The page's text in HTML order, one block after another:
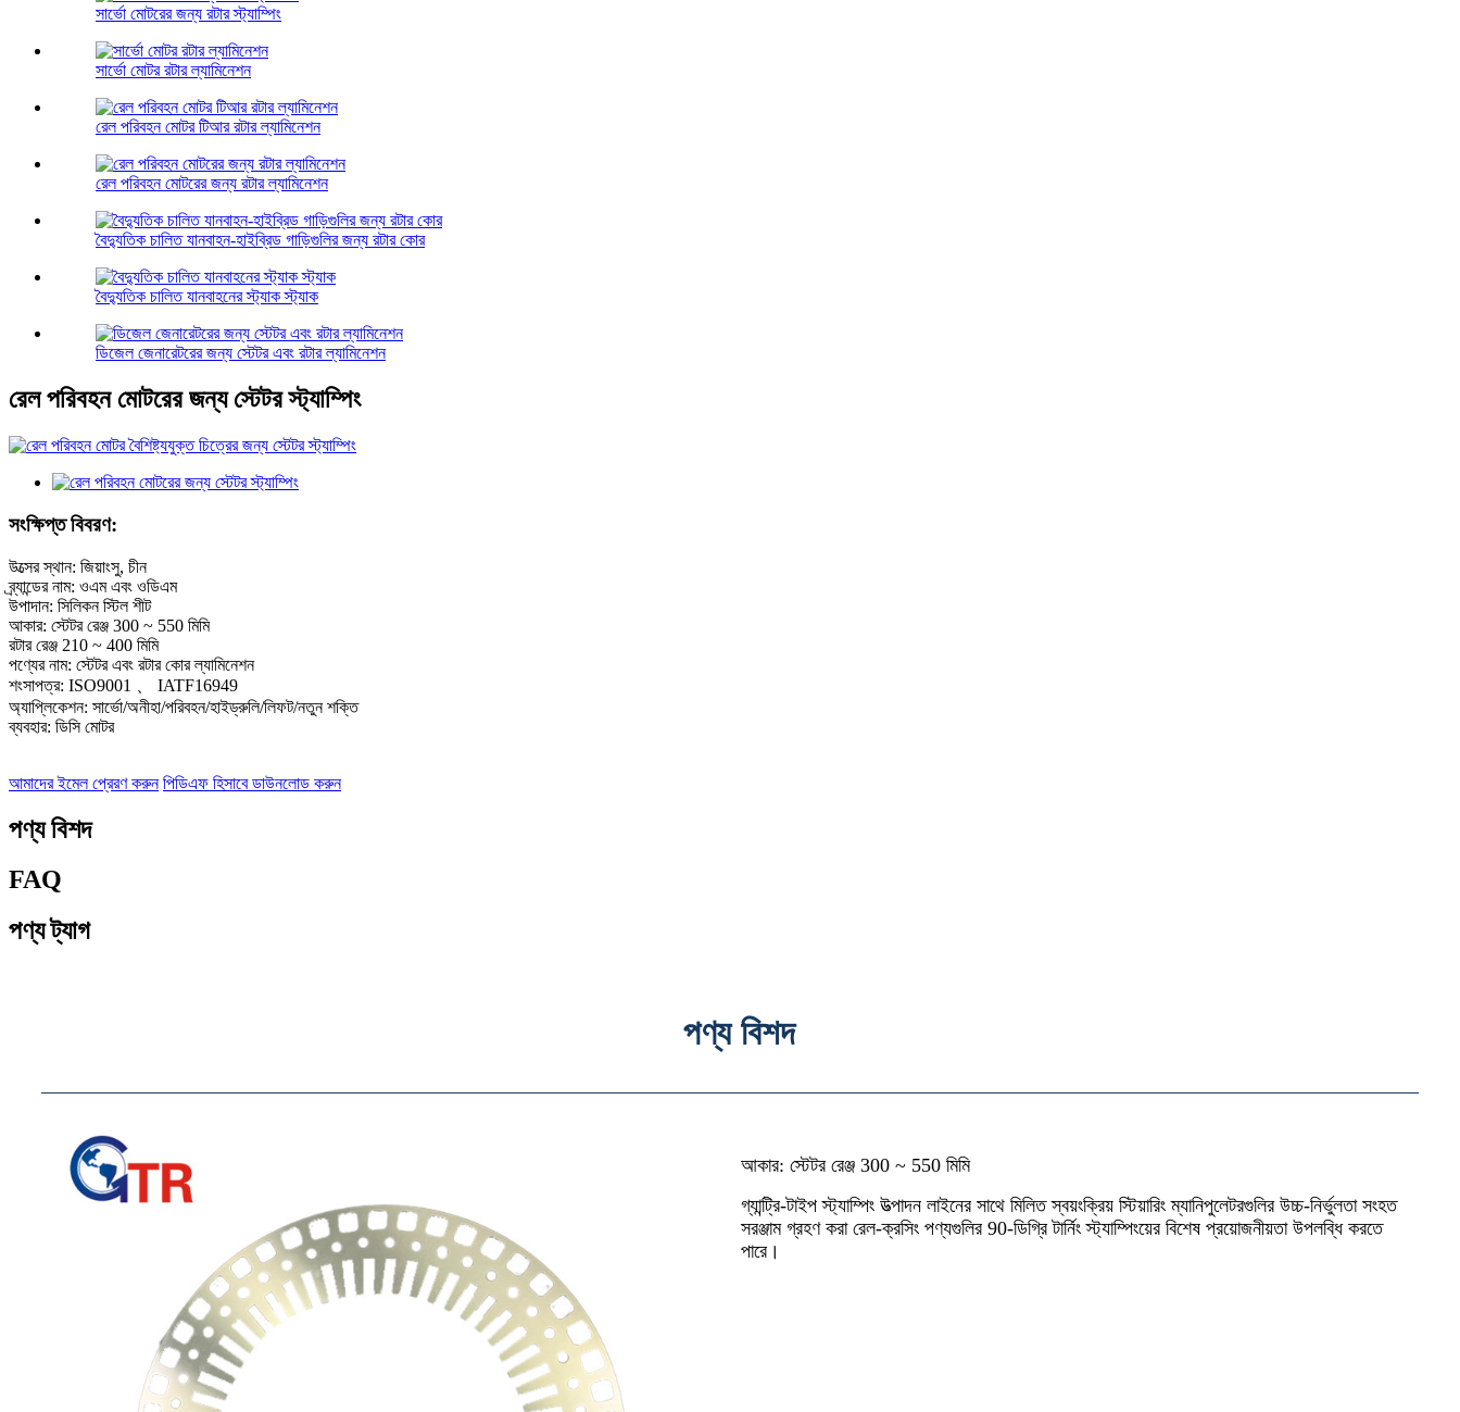
সার্ভো মোটরের জন্য রটার স্ট্যাম্পিং
সার্ভো মোটর রটার ল্যামিনেশন
রেল পরিবহন মোটর টিআর রটার ল্যামিনেশন
রেল পরিবহন মোটরের জন্য রটার ল্যামিনেশন
বৈদ্যুতিক চালিত যানবাহন-হাইব্রিড গাড়িগুলির জন্য রটার কোর
বৈদ্যুতিক চালিত যানবাহনের স্ট্যাক স্ট্যাক
ডিজেল জেনারেটরের জন্য স্টেটর এবং রটার ল্যামিনেশন
রেল পরিবহন মোটরের জন্য স্টেটর স্ট্যাম্পিং
সংক্ষিপ্ত বিবরণ:
উত্সের স্থান: জিয়াংসু, চীন
ব্র্যান্ডের নাম: ওএম এবং ওডিএম
উপাদান: সিলিকন স্টিল শীট
আকার: স্টেটর রেঞ্জ 300 ~ 550 মিমি
রটার রেঞ্জ 210 ~ 400 মিমি
পণ্যের নাম: স্টেটর এবং রটার কোর ল্যামিনেশন
শংসাপত্র: ISO9001 、 IATF16949
অ্যাপ্লিকেশন: সার্ভো/অনীহা/পরিবহন/হাইড্রুলি/লিফট/নতুন শক্তি
ব্যবহার: ডিসি মোটর
আমাদের ইমেল প্রেরণ করুন পিডিএফ হিসাবে ডাউনলোড করুন
পণ্য বিশদ
FAQ
পণ্য ট্যাগ
পণ্য বিশদ
আকার: স্টেটর রেঞ্জ 300 ~ 550 মিমি
গ্যান্ট্রি-টাইপ স্ট্যাম্পিং উত্পাদন লাইনের সাথে মিলিত স্বয়ংক্রিয় স্টিয়ারিং ম্যানিপুলেটরগুলির উচ্চ-নির্ভুলতা সংহত
সরঞ্জাম গ্রহণ করা রেল-ক্রসিং পণ্যগুলির 90-ডিগ্রি টার্নিং স্ট্যাম্পিংয়ের বিশেষ প্রয়োজনীয়তা উপলব্ধি করতে
পারে।